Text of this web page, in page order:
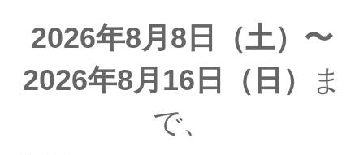
2026年8月8日（土）〜
2026年8月16日（日）
ま
で、